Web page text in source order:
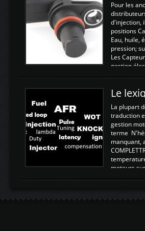
Pour les
d'injection,
positions
Eau, huile,
pression;
Les
gestion
Le
La plupart
traduction
gestion
terme
manquant,
moteurs